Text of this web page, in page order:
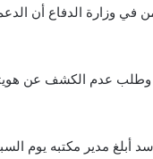
والأمن في وزارة
وطلب عدم الكشف عن
أبلغ مدير مكتبه يوم